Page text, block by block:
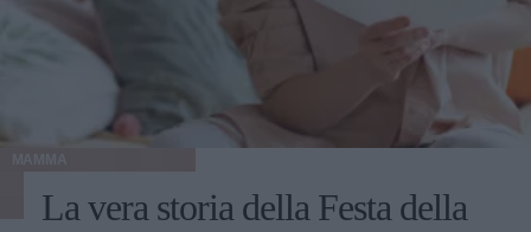
La vera storia della Festa della